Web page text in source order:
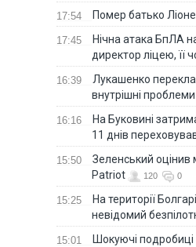
17:54 Помер батько
17:45
Нічна атака БпЛА
директор ліцею, її
16:39
Лукашенко переклав
внутрішні проблеми
16:16
На Буковині
11 днів
15:50
Зеленський оцінив
Patriot
120 0
15:25
На території
невідомий
15:01
Шокуючі